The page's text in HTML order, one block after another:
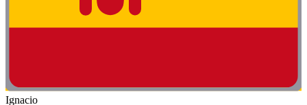
Ignacio